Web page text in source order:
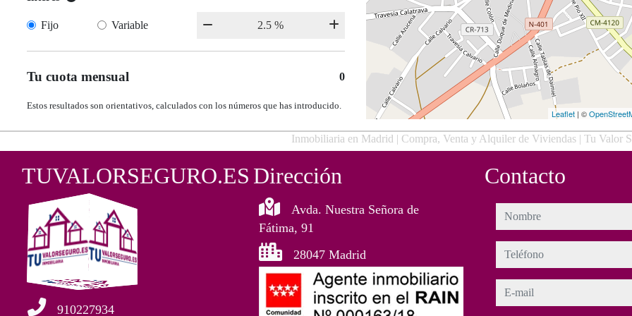
Fijo Variable
Tu cuota mensual 0
Estos resultados son orientativos, calculados con los números que has introducido.
Leaflet | ©
Inmobiliaria en Madrid | Compra, Venta y Alquiler de Viviendas | Tu Valor
TUVALORSEGURO.ES
910227934
Dirección
Avda. Nuestra Señora de
Fátima, 91
28047 Madrid
Contacto
nombre
teléfono
e-mail